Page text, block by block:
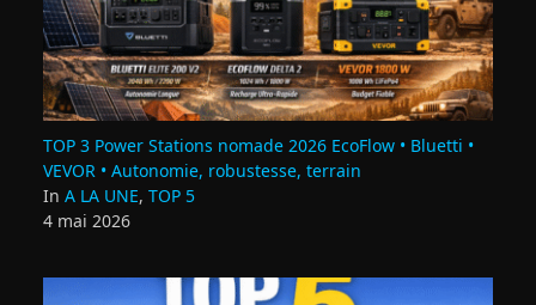
TOP 3 Power Stations nomade 2026 EcoFlow • Bluetti •
VEVOR • Autonomie, robustesse, terrain
In A LA UNE, TOP 5
4 mai 2026